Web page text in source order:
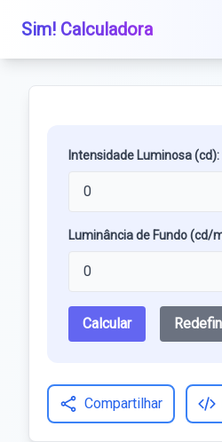
Sim! Calculadora
Intensidade Luminosa (cd):
Luminância de Fundo (cd/
Calcular
Compartilhar